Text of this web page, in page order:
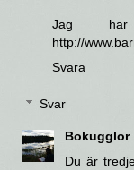
Jag
http://
Svara
Svar
Bokugglor
Du är